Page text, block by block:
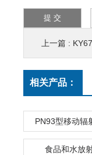
上一篇 :
相关产品：
PN93型移动辐
食品和水放